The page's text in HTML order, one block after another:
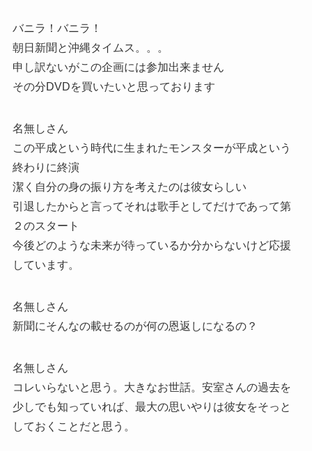
バニラ！バニラ！
朝日新聞と沖縄タイムス。。。
申し訳ないがこの企画には参加出来ません
その分DVDを買いたいと思っております
名無しさん
この平成という時代に生まれたモンスターが平成という
終わりに終演
潔く自分の身の振り方を考えたのは彼女らしい
引退したからと言ってそれは歌手としてだけであって第
２のスタート
今後どのような未来が待っているか分からないけど応援
しています。
名無しさん
新聞にそんなの載せるのが何の恩返しになるの？
名無しさん
コレいらないと思う。大きなお世話。安室さんの過去を
少しでも知っていれば、最大の思いやりは彼女をそっと
しておくことだと思う。